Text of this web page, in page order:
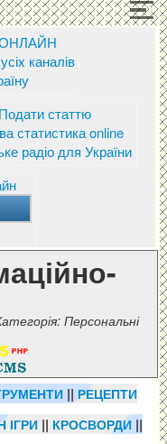
каналів
Подати статтю
статистика online
радіо для України
Персональні
|| РЕЦЕПТИ
ІГРИ || КРОСВОРДИ ||